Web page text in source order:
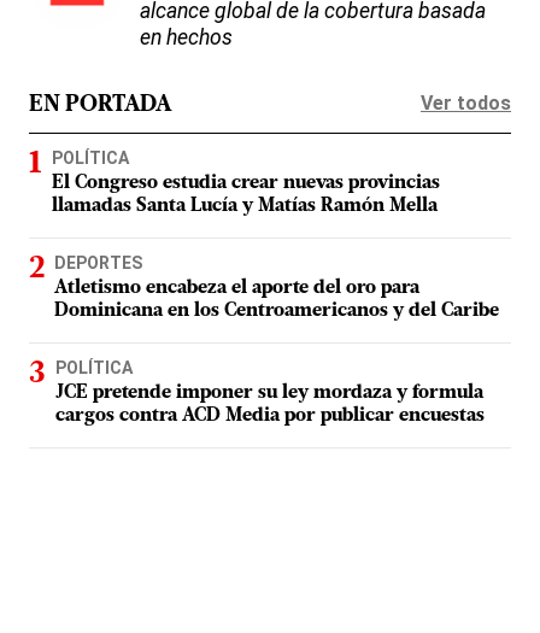
alcance global de la cobertura basada
en hechos
EN PORTADA Ver todos
POLÍTICA
El Congreso estudia crear nuevas provincias
llamadas Santa Lucía y Matías Ramón Mella
DEPORTES
Atletismo encabeza el aporte del oro para
Dominicana en los Centroamericanos y del Caribe
POLÍTICA
JCE pretende imponer su ley mordaza y formula
cargos contra ACD Media por publicar encuestas